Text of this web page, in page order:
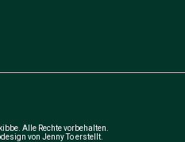
Alle Rechte vorbehalten.
von Jenny To erstellt.